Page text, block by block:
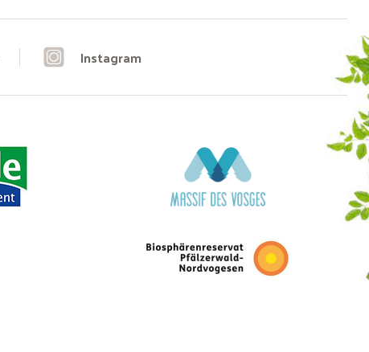
Instagram